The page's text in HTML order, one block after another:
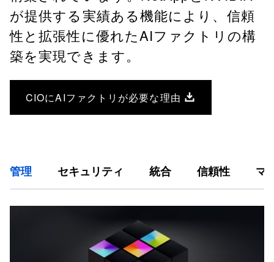
が提供する実績ある機能により、信頼
性と拡張性に優れたAIファクトリの構
築を実現できます。
CIOにAIファクトリが必要な理由
管理 セキュリティ 統合 信頼性 マ